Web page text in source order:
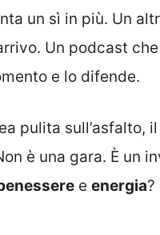
un sì in più. Un
Un podcast
e lo difende.
pulita sull’asfalto,
è una gara. È un
e energia?